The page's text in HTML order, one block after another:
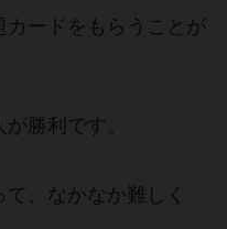
カードをもらうことが
勝利です。
、なかなか難しく